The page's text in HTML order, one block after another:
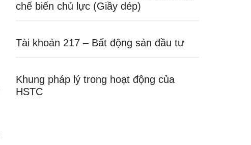
chế biến chủ lực (Giầy dép)
Tài khoản 217 – Bất động sản đầu tư
Khung pháp lý trong hoạt động của
HSTC